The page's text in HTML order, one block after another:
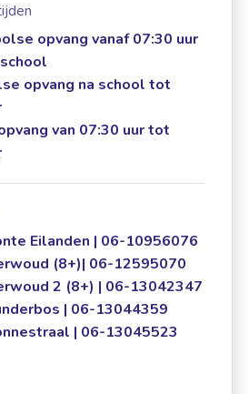
opvang vanaf 07:30 uur
opvang na school tot
van 07:30 uur tot
Eilanden | 06-10956076
(8+)| 06-12595070
2 (8+) | 06-13042347
| 06-13044359
| 06-13045523